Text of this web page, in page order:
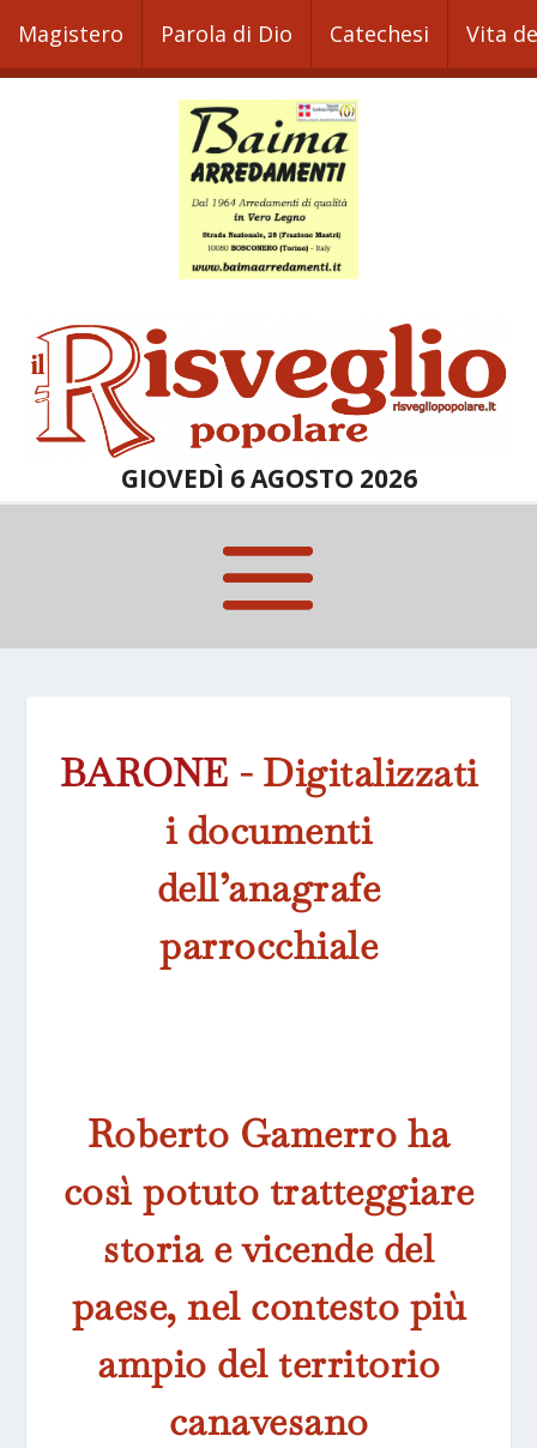
Magistero Parola di Dio Catechesi Vita
GIOVEDÌ 6 AGOSTO 2026
BARONE - Digitalizzati
i documenti
dell’anagrafe
parrocchiale
Roberto Gamerro ha
così potuto tratteggiare
storia e vicende del
paese, nel contesto più
ampio del territorio
canavesano